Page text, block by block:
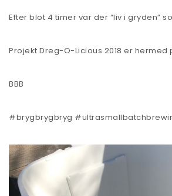
Efter blot 4 timer var der “liv i gryden”
Projekt Dreg-O-Licious 2018 er
BBB
#brygbrygbryg